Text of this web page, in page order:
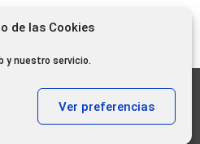
de las Cookies
y nuestro servicio.
Ver preferencias